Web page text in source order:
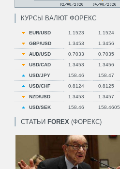
КУРСЫ ВАЛЮТ ФОРЕКС
EUR/USD 1.1523
1.1524
GBP/USD
1.3453
1.3456
AUD/USD
0.7033
0.7035
USD/CAD
1.3453
1.3456
USD/JPY
158.46
158.47
USD/CHF
0.8124
0.8125
NZD/USD
1.3453
1.3457
USD/SEK
158.46 158.4605
СТАТЬИ FOREX (ФОРЕКС)